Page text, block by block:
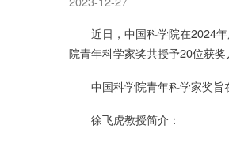
近日，中国科学院在2024年
院青年科学家奖共授予20位获奖
中国科学院青年科学家奖旨
徐飞虎教授简介：